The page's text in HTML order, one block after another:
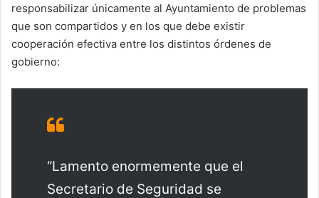
responsabilizar únicamente al Ayuntamiento de problemas
que son compartidos y en los que debe existir
cooperación efectiva entre los distintos órdenes de
gobierno:
“Lamento enormemente que el
Secretario de Seguridad se